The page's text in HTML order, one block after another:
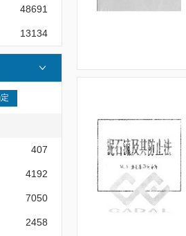
48691
13134
407
4192
7050
2458